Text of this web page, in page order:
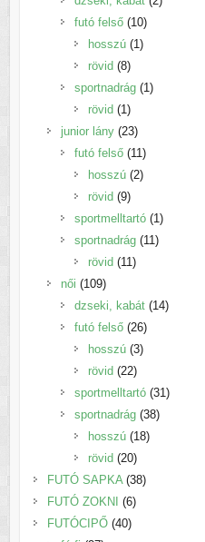
futó felső 1010
termék
hosszú 11
rövid 88
termék
sportnadrág 11
rövid 11
termék
junior lány 2323
termék
futó felső 1111
termék
hosszú 22
rövid 99
termék
sportmelltartó 11
termék
sportnadrág 1111
rövid 1111
női 109109
termék
dzseki, kabát 1414
futó felső 2626
termék
hosszú 33
rövid 2222
termék
sportmelltartó 3131
sportnadrág 3838
hosszú 1818
rövid 2020
termék
FUTÓ SAPKA 3838
FUTÓ ZOKNI 66
termék
FUTÓCIPŐ 4040